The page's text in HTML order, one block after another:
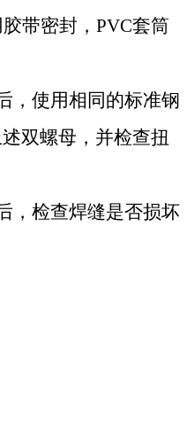
带密封，PVC套筒
，使用相同的标准钢
双螺母，并检查扭
，检查焊缝是否损坏